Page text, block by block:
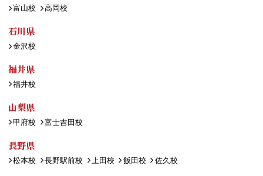
富山校 高岡校
石川県
金沢校
福井県
福井校
山梨県
甲府校 富士吉田校
長野県
松本校 長野駅前校 上田校 飯田校 佐久校